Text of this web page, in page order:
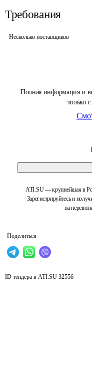
Полная информация и
только
ATI.SU — крупнейшая в
Зарегистрируйтесь и
на
Поделиться
Требования
Несколько поставщиков
ID тендера в ATI.SU 32556